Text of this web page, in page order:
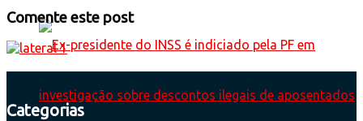
Comente este post
Categorias